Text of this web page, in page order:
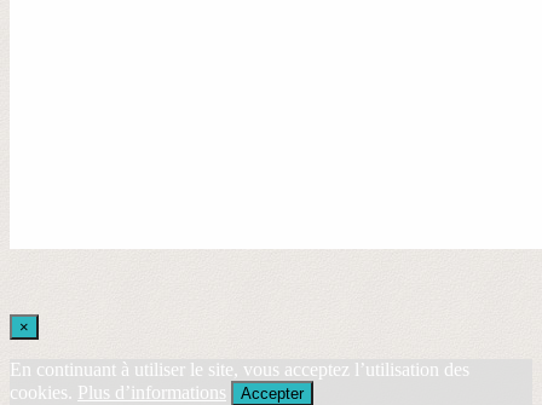
×
En continuant à utiliser le site, vous acceptez l’utilisation des
cookies. Plus d’informations Accepter